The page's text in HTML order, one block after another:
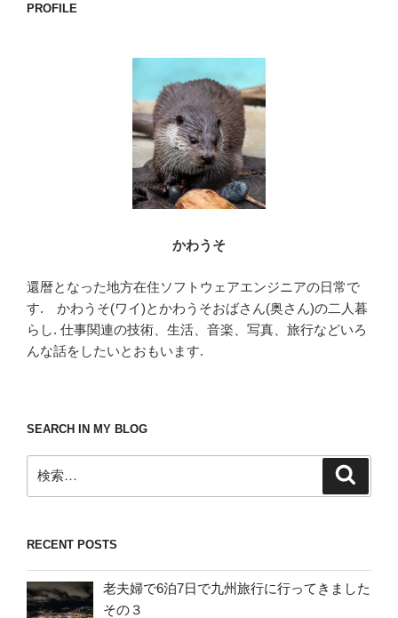
シ
PROFILE
かわうそ
還暦となった地方在住ソフトウェアエンジニアの日常で
す. かわうそ(ワイ)とかわうそおばさん(奥さん)の二人暮
らし. 仕事関連の技術、生活、音楽、写真、旅行などいろ
んな話をしたいとおもいます.
SEARCH IN MY BLOG
索:
RECENT POSTS
老夫婦で6泊7日で九州旅行に行ってきました
その３